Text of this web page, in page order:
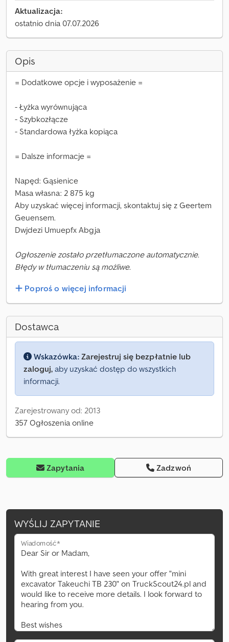
Aktualizacja:
ostatnio dnia 07.07.2026
Opis
= Dodatkowe opcje i wyposażenie =
- Łyżka wyrównująca
- Szybkozłącze
- Standardowa łyżka kopiąca
= Dalsze informacje =
Napęd: Gąsienice
Masa własna: 2 875 kg
Aby uzyskać więcej informacji, skontaktuj się z Geertem
Geuensem.
Dwjdezi Umuepfx Abgja
Ogłoszenie zostało przetłumaczone automatycznie.
Błędy w tłumaczeniu są możliwe.
Poproś o więcej informacji
Dostawca
Wskazówka: Zarejestruj się bezpłatnie lub
zaloguj, aby uzyskać dostęp do wszystkich
informacji.
Zarejestrowany od: 2013
357 Ogłoszenia online
Zapytania Zadzwoń
WYŚLIJ ZAPYTANIE
Wiadomość*